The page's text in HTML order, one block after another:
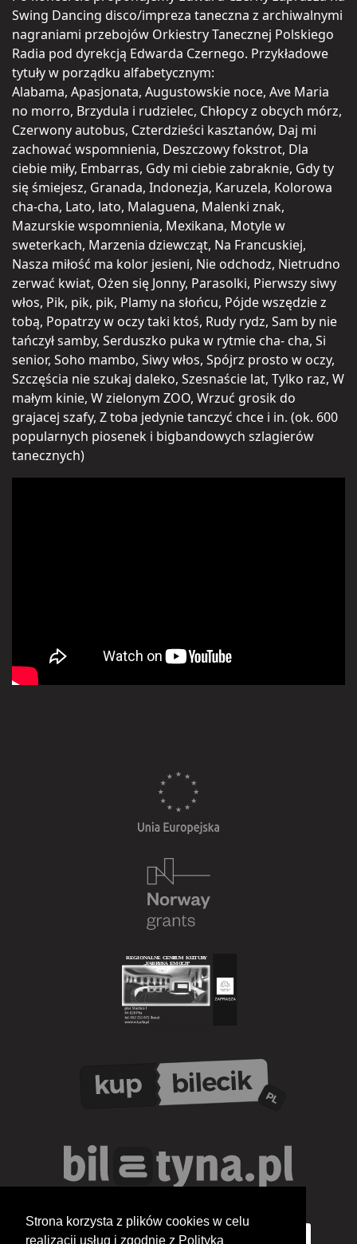
Strona korzysta z plików cookies w celu
realizacji usług i zgodnie z Polityką
Swing Dancing disco/impreza taneczna z archiwalnymi
nagraniami przebojów Orkiestry Tanecznej Polskiego
Radia pod dyrekcją Edwarda Czernego. Przykładowe
tytuły w porządku alfabetycznym:
Alabama, Apasjonata, Augustowskie noce, Ave Maria
no morro, Brzydula i rudzielec, Chłopcy z obcych mórz,
Czerwony autobus, Czterdzieści kasztanów, Daj mi
zachować wspomnienia, Deszczowy fokstrot, Dla
ciebie miły, Embarras, Gdy mi ciebie zabraknie, Gdy ty
się śmiejesz, Granada, Indonezja, Karuzela, Kolorowa
cha-cha, Lato, lato, Malaguena, Malenki znak,
Mazurskie wspomnienia, Mexikana, Motyle w
sweterkach, Marzenia dziewcząt, Na Francuskiej,
Nasza miłość ma kolor jesieni, Nie odchodz, Nietrudno
zerwać kwiat, Ożen się Jonny, Parasolki, Pierwszy siwy
włos, Pik, pik, pik, Plamy na słońcu, Pójde wszędzie z
tobą, Popatrzy w oczy taki ktoś, Rudy rydz, Sam by nie
tańczył samby, Serduszko puka w rytmie cha- cha, Si
senior, Soho mambo, Siwy włos, Spójrz prosto w oczy,
Szczęścia nie szukaj daleko, Szesnaście lat, Tylko raz, W
małym kinie, W zielonym ZOO, Wrzuć grosik do
grajacej szafy, Z toba jedynie tanczyć chce i in. (ok. 600
popularnych piosenek i bigbandowych szlagierów
tanecznych)